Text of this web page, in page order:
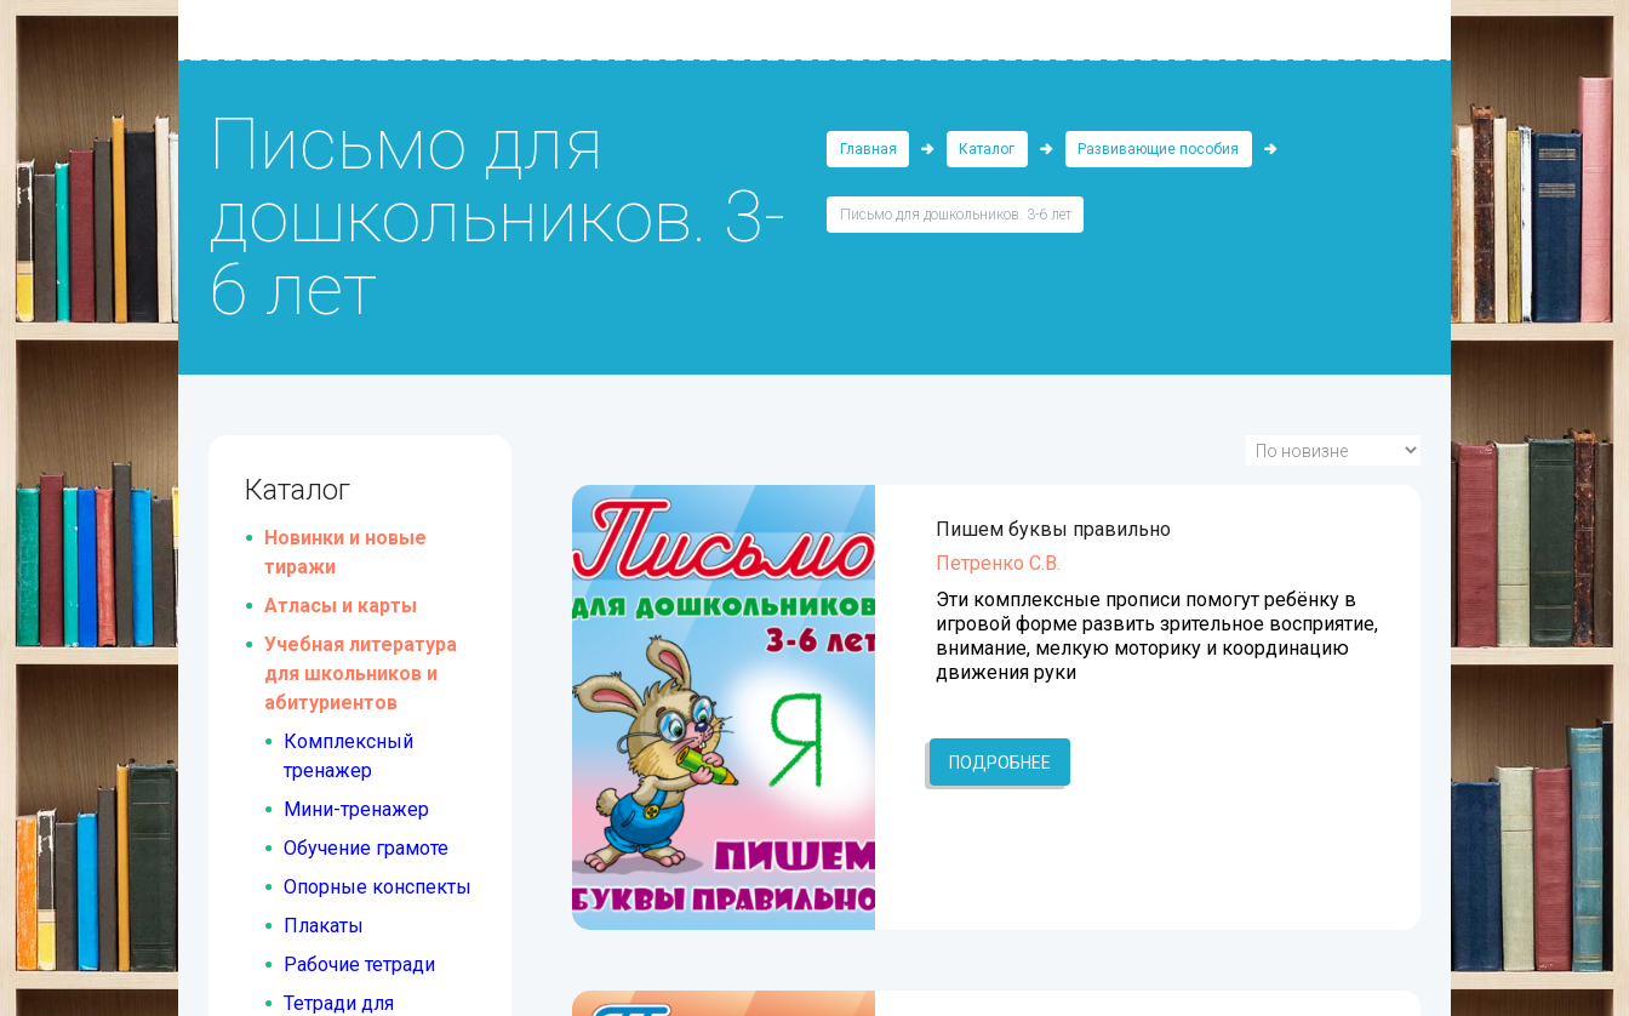
Главная Каталог Развивающие пособия
Письмо для дошкольников. 3-6 лет
Письмо для
дошкольников. 3-
6 лет
Пишем буквы правильно
Петренко С.В.
Эти комплексные прописи помогут ребёнку в
игровой форме развить зрительное восприятие,
внимание, мелкую моторику и координацию
движения руки
ПОДРОБНЕЕ
Каталог
Новинки и новые
тиражи
Атласы и карты
Учебная литература
для школьников и
абитуриентов
Комплексный
тренажер
Мини-тренажер
Обучение грамоте
Опорные конспекты
Плакаты
Рабочие тетради
Тетради для